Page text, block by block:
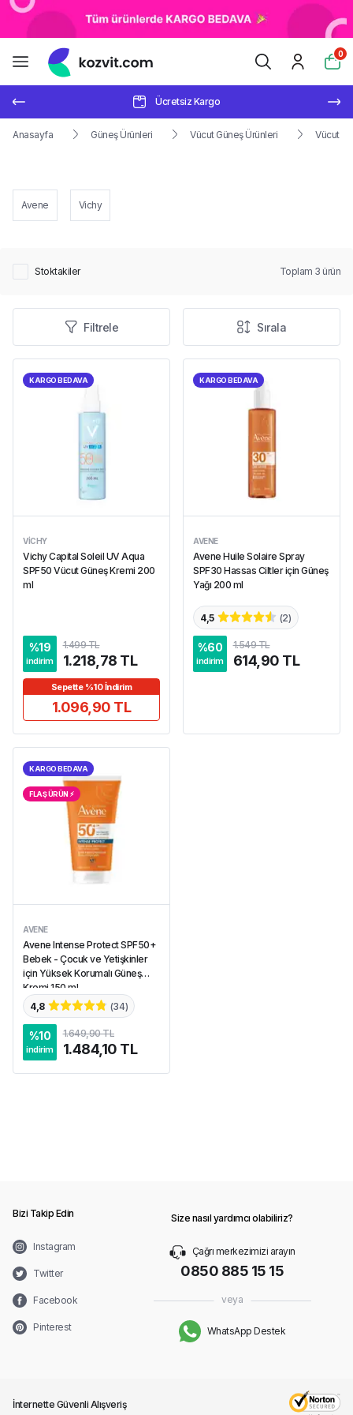
0
Ücretsiz Kargo
Anasayfa Güneş Ürünleri Vücut Güneş Ürünleri Vücut
Avene Vichy
Stoktakiler Toplam 3 ürün
Filtrele Sırala
KARGO BEDAVA
VICHY
Vichy Capital Soleil UV Aqua
SPF50 Vücut Güneş Kremi 200
ml
%19
indirim
1.499 TL
1.218,78 TL
Sepette %10 İndirim
1.096,90 TL
KARGO BEDAVA
AVENE
Avene Huile Solaire Spray
SPF30 Hassas Ciltler için Güneş
Yağı 200 ml
4,5 (2)
%60
indirim
1.549 TL
614,90 TL
KARGO BEDAVA
FLAŞ ÜRÜN ⚡︎
AVENE
Avene Intense Protect SPF50+
Bebek - Çocuk ve Yetişkinler
için Yüksek Korumalı Güneş
Kremi 150 ml
4,8
(34)
%10
indirim
1.649,90 TL
1.484,10 TL
Bizi Takip Edin
Instagram
Twitter
Facebook
Pinterest
Size nasıl yardımcı olabiliriz?
Çağrı merkezimizi arayın
0850 885 15 15
veya
WhatsApp Destek
İnternette Güvenli Alışveriş